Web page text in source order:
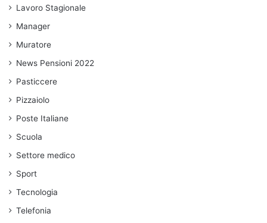
Lavoro Stagionale
Manager
Muratore
News Pensioni 2022
Pasticcere
Pizzaiolo
Poste Italiane
Scuola
Settore medico
Sport
Tecnologia
Telefonia